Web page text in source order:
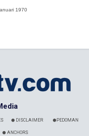
1970
DISCLAIMER PEDOMAN
ANCHORS